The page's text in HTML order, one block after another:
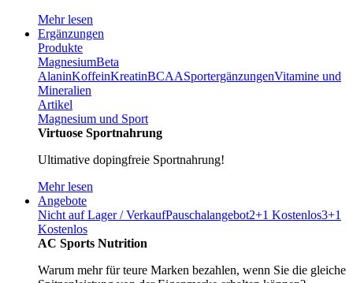
Mehr lesen
Ergänzungen
Produkte
MagnesiumBeta
AlaninKoffeinKreatinBCAASportergänzungenVitamine und
Mineralien
Artikel
Magnesium und Sport
Virtuose Sportnahrung
Ultimative dopingfreie Sportnahrung!
Mehr lesen
Angebote
Nicht auf Lager / VerkaufPauschalangebot2+1 Kostenlos3+1
Kostenlos
AC Sports Nutrition
Warum mehr für teure Marken bezahlen, wenn Sie die gleiche